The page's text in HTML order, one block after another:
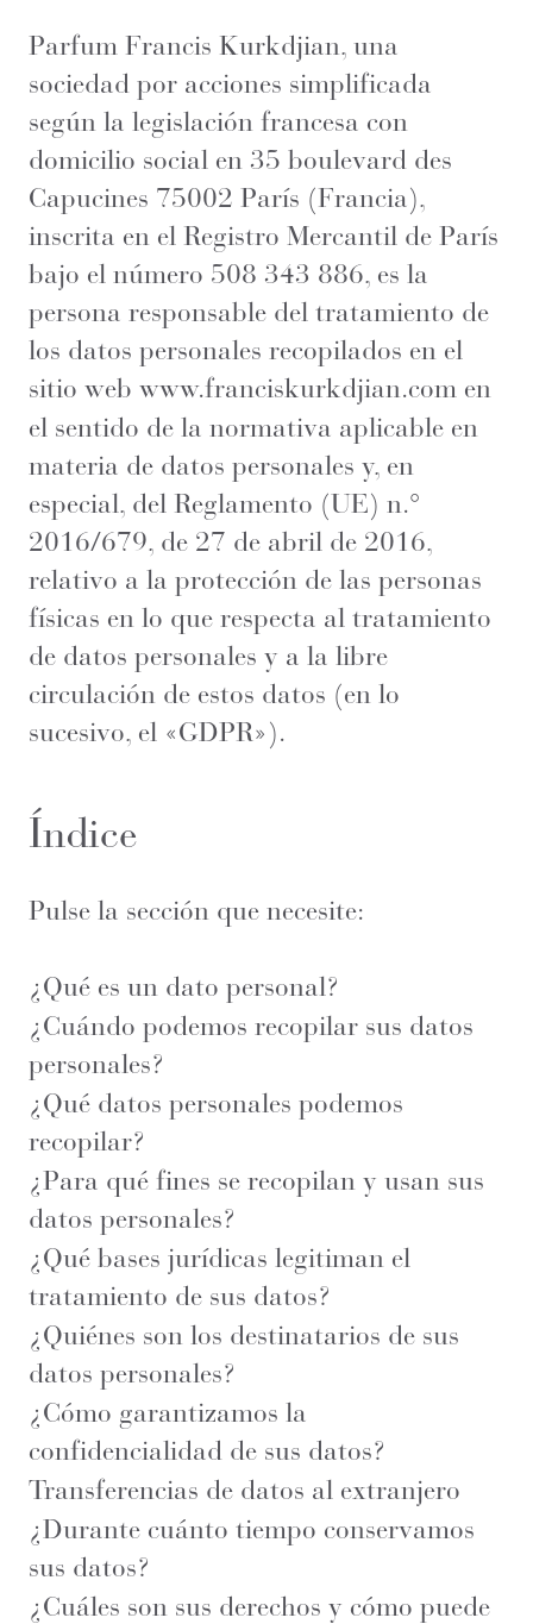
Parfum Francis Kurkdjian, una
sociedad por acciones simplificada
según la legislación francesa con
domicilio social en 35 boulevard des
Capucines 75002 París (Francia),
inscrita en el Registro Mercantil de París
bajo el número 508 343 886, es la
persona responsable del tratamiento de
los datos personales recopilados en el
sitio web www.franciskurkdjian.com en
el sentido de la normativa aplicable en
materia de datos personales y, en
especial, del Reglamento (UE) n.°
2016/679, de 27 de abril de 2016,
relativo a la protección de las personas
físicas en lo que respecta al tratamiento
de datos personales y a la libre
circulación de estos datos (en lo
sucesivo, el «GDPR»).
Índice
Pulse la sección que necesite:
¿Qué es un dato personal?
¿Cuándo podemos recopilar sus datos
personales?
¿Qué datos personales podemos
recopilar?
¿Para qué fines se recopilan y usan sus
datos personales?
¿Qué bases jurídicas legitiman el
tratamiento de sus datos?
¿Quiénes son los destinatarios de sus
datos personales?
¿Cómo garantizamos la
confidencialidad de sus datos?
Transferencias de datos al extranjero
¿Durante cuánto tiempo conservamos
sus datos?
¿Cuáles son sus derechos y cómo puede